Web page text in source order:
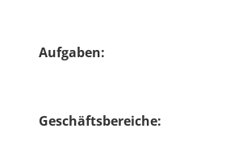
Aufgaben:
Geschäftsbereiche: